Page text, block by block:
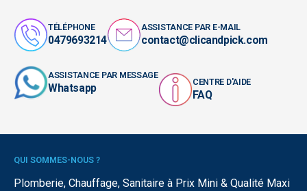
TÉLÉPHONE
0479693214
ASSISTANCE PAR E-MAIL
contact@clicandpick.com
ASSISTANCE PAR MESSAGE
Whatsapp CENTRE D'AIDE
FAQ
QUI SOMMES-NOUS ?
Plomberie, Chauffage, Sanitaire à Prix Mini & Qualité Maxi